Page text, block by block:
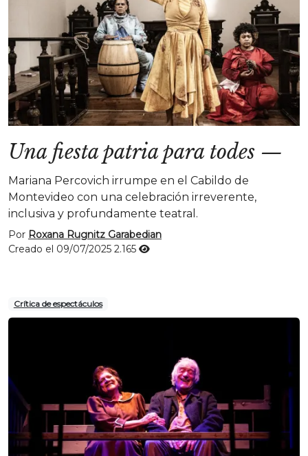
Una fiesta patria para todes —
Mariana Percovich irrumpe en el Cabildo de
Montevideo con una celebración irreverente,
inclusiva y profundamente teatral.
Por Roxana Rugnitz Garabedian
Creado el 09/07/2025 2.165
Crítica de espectáculos